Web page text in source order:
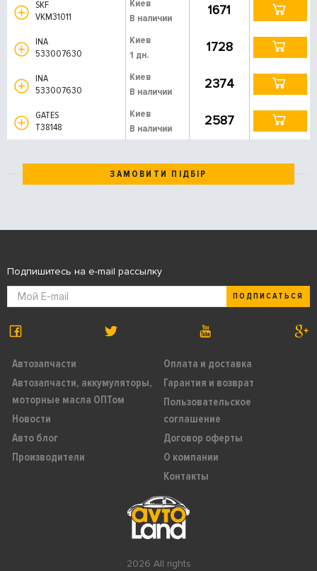
SKF
VKM31011
Киев
В наличии
1671
INA
533007630
Киев
1 дн.
1728
INA
533007630
Киев
В наличии
2374
GATES
T38148
Киев
В наличии
2587
ЗАМОВИТИ ПІДБІР
2026 All rights
Автозапчасти
Автозапчасти, аккумуляторы,
моторные масла ОПТом
Новости
Авто блог
Производители
Оплата и доставка
Гарантия и возврат
Пользовательское
соглашение
Договор оферты
О компании
Контакты
Подпишитесь на e-mail рассылку
ПОДПИСАТЬСЯ